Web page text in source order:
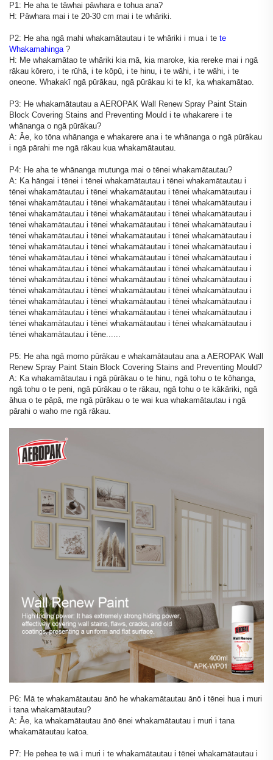
P1: He aha te tāwhai pāwhara e tohua ana?
H: Pāwhara mai i te 20-30 cm mai i te whāriki.
P2: He aha ngā mahi whakamātautau i te whāriki i mua i te te
Whakamahinga ?
H: Me whakamātao te whāriki kia mā, kia maroke, kia rereke mai i ngā
rākau kōrero, i te rūhā, i te kōpū, i te hinu, i te wāhi, i te wāhi, i te
oneone. Whakakī ngā pūrākau, ngā pūrākau ki te kī, ka whakamātao.
P3: He whakamātautau a AEROPAK Wall Renew Spray Paint Stain
Block Covering Stains and Preventing Mould i te whakarere i te
whānanga o ngā pūrākau?
A: Āe, ko tōna whānanga e whakarere ana i te whānanga o ngā pūrākau
i ngā pārahi me ngā rākau kua whakamātautau.
P4: He aha te whānanga mutunga mai o tēnei whakamātautau?
A: Ka hāngai i tēnei i tēnei whakamātautau i tēnei whakamātautau i
tēnei whakamātautau i tēnei whakamātautau i tēnei whakamātautau i
tēnei whakamātautau i tēnei whakamātautau i tēnei whakamātautau i
tēnei whakamātautau i tēnei whakamātautau i tēnei whakamātautau i
tēnei whakamātautau i tēnei whakamātautau i tēnei whakamātautau i
tēnei whakamātautau i tēnei whakamātautau i tēnei whakamātautau i
tēnei whakamātautau i tēnei whakamātautau i tēnei whakamātautau i
tēnei whakamātautau i tēnei whakamātautau i tēnei whakamātautau i
tēnei whakamātautau i tēnei whakamātautau i tēnei whakamātautau i
tēnei whakamātautau i tēnei whakamātautau i tēnei whakamātautau i
tēnei whakamātautau i tēnei whakamātautau i tēnei whakamātautau i
tēnei whakamātautau i tēnei whakamātautau i tēnei whakamātautau i
tēnei whakamātautau i tēnei whakamātautau i tēnei whakamātautau i
tēnei whakamātautau i tēnei whakamātautau i tēnei whakamātautau i
tēnei whakamātautau i tēne......
P5: He aha ngā momo pūrākau e whakamātautau ana a AEROPAK Wall
Renew Spray Paint Stain Block Covering Stains and Preventing Mould?
A: Ka whakamātautau i ngā pūrākau o te hinu, ngā tohu o te kōhanga,
ngā tohu o te peni, ngā pūrākau o te rākau, ngā tohu o te kākāriki, ngā
āhua o te pāpā, me ngā pūrākau o te wai kua whakamātautau i ngā
pārahi o waho me ngā rākau.
P6: Mā te whakamātautau ānō he whakamātautau ānō i tēnei hua i muri
i tana whakamātautau?
A: Āe, ka whakamātautau ānō ēnei whakamātautau i muri i tana
whakamātautau katoa.
P7: He pehea te wā i muri i te whakamātautau i tēnei whakamātautau i